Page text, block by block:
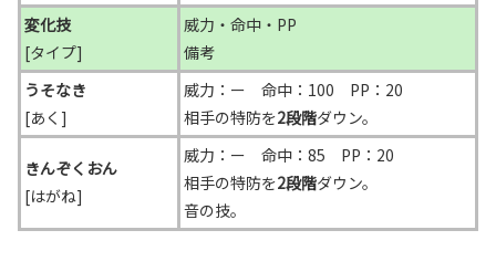
変化技
[タイプ]
威力・命中・PP
備考
うそなき
[あく]
威力：ー 命中：100 PP：20
相手の特防を2段階ダウン。
きんぞくおん
[はがね]
威力：ー 命中：85 PP：20
相手の特防を2段階ダウン。
音の技。